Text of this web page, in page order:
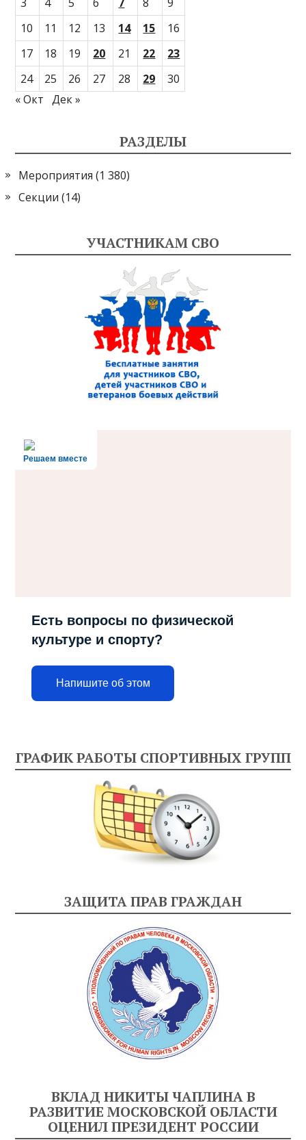
10
11 12 13 14 15
16
17
18 19 20 21 22
23
24
25 26 27 28 29
30
« Окт
Дек »
РАЗДЕЛЫ
Мероприятия (1 380)
Секции (14)
УЧАСТНИКАМ СВО
Решаем вместе
Есть вопросы по физической
культуре и спорту?
Напишите об этом
ГРАФИК РАБОТЫ СПОРТИВНЫХ ГРУПП
ЗАЩИТА ПРАВ ГРАЖДАН
ВКЛАД НИКИТЫ ЧАПЛИНА В
РАЗВИТИЕ МОСКОВСКОЙ ОБЛАСТИ
ОЦЕНИЛ ПРЕЗИДЕНТ РОССИИ